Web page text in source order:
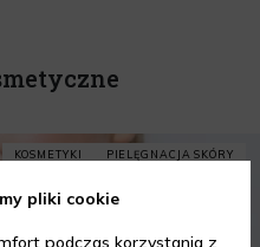
KOSMETYKI PIELĘGNACJA SKÓRY
pliki cookie
podczas korzystania z